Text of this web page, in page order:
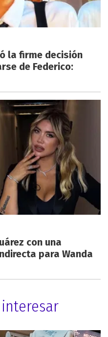
la firme decisión
de Federico:
con una
para Wanda